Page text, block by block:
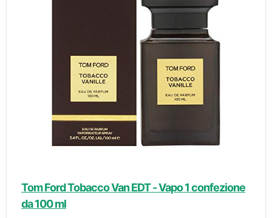
Tom Ford Tobacco Van EDT - Vapo 1 confezione
da 100 ml